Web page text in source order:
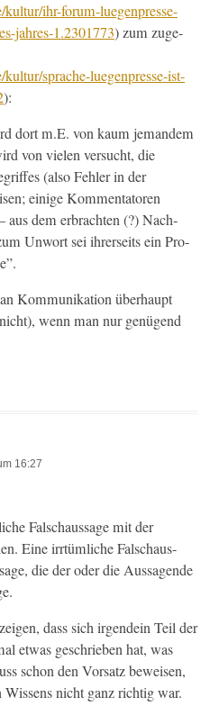
ihr-forum-luegenpresse-
jahres‑1.2301773) zum zuge­
sprache-luegenpresse-ist-
):
dort m.E. von kaum jeman­dem
von vie­len ver­sucht, die
(also Fehler in der
einige Kom­men­ta­toren
dem erbracht­en (?) Nach­
Unwort sei ihrer­seits ein Pro­
Kom­mu­nika­tion über­haupt
wenn man nur genü­gend
16:27
Falschaus­sage mit der
Eine irrtüm­liche Falschaus­
die der oder die Aus­sagende
dass sich irgen­dein Teil der
etwas geschrieben hat, was
schon den Vor­satz beweisen,
Wis­sens nicht ganz richtig war.